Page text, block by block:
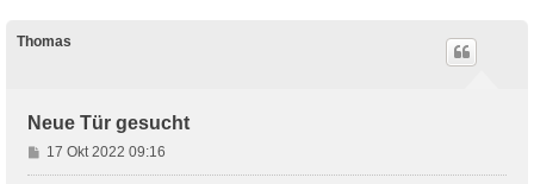
Thomas
Neue Tür gesucht
B
e
17 Okt 2022 09:16